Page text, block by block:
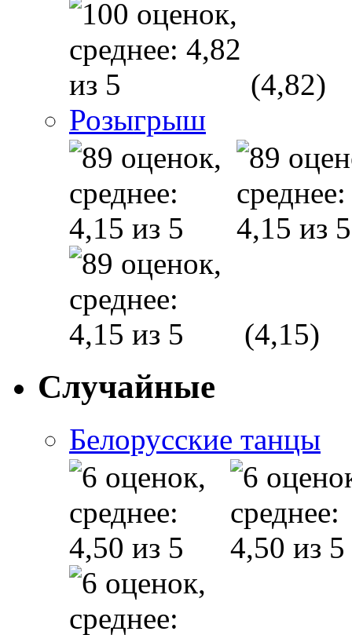
(4,82)
Розыгрыш
(4,15)
Случайные
Белорусские танцы